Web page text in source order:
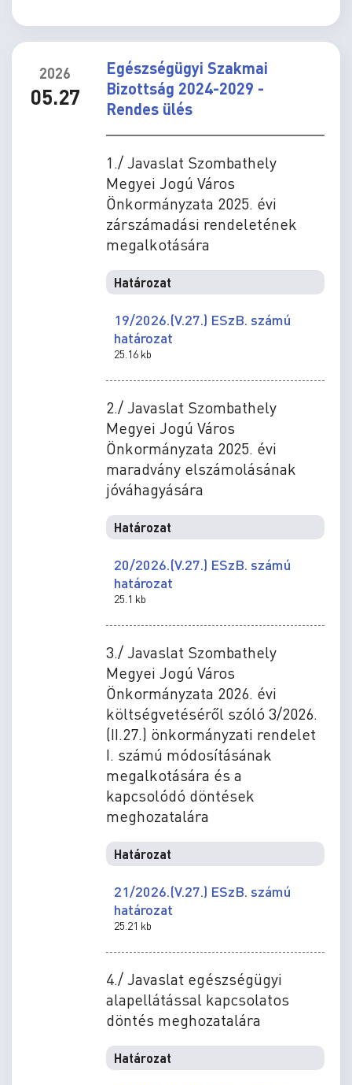
2026
05.27
Egészségügyi Szakmai
Bizottság 2024-2029 -
Rendes ülés
1./ Javaslat Szombathely
Megyei Jogú Város
Önkormányzata 2025. évi
zárszámadási rendeletének
megalkotására
Határozat
19/2026.(V.27.) ESzB. számú
határozat
25.16 kb
2./ Javaslat Szombathely
Megyei Jogú Város
Önkormányzata 2025. évi
maradvány elszámolásának
jóváhagyására
Határozat
20/2026.(V.27.) ESzB. számú
határozat
25.1 kb
3./ Javaslat Szombathely
Megyei Jogú Város
Önkormányzata 2026. évi
költségvetéséről szóló 3/2026.
(II.27.) önkormányzati rendelet
I. számú módosításának
megalkotására és a
kapcsolódó döntések
meghozatalára
Határozat
21/2026.(V.27.) ESzB. számú
határozat
25.21 kb
4./ Javaslat egészségügyi
alapellátással kapcsolatos
döntés meghozatalára
Határozat